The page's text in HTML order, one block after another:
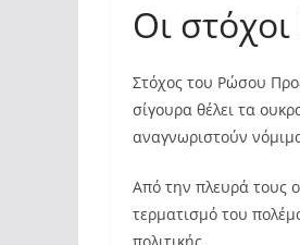
Οι
Στόχος του Ρώσου
σίγουρα θέλει τα
αναγνωριστούν
Από την πλευρά τους
τερματισμό του